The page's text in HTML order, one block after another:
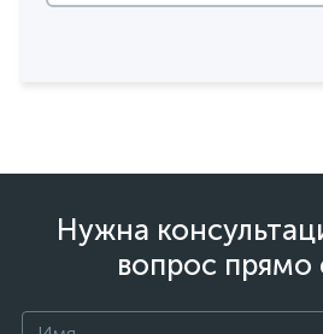
Нужна
вопрос прямо